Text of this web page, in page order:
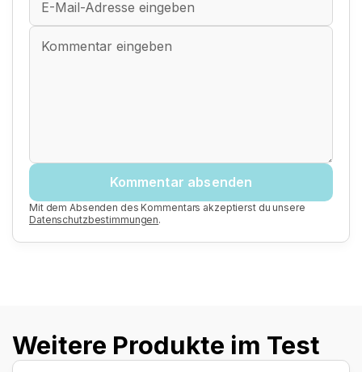
Mit dem Absenden des Kommentars akzeptierst du unsere
Datenschutzbestimmungen.
Kommentar absenden
Weitere Produkte im Test